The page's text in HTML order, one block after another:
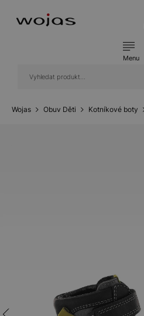
Menu
Wojas Obuv Děti Kotníkové boty